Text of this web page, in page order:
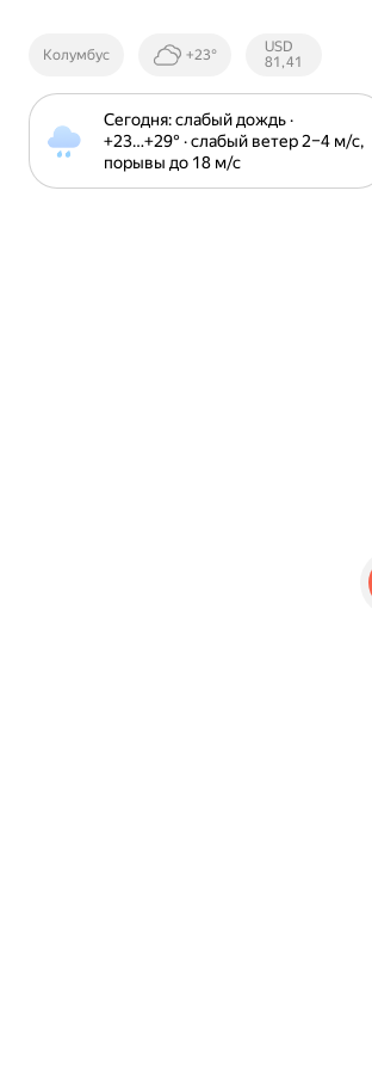
Колумбус +23°
Курсы ЦБ
РФ
USD
81,41
Сегодня: слабый дождь ·
+23⁠…⁠+29⁠° · слабый ветер 2⁠–⁠4 м⁠/⁠с,
порывы до 18 м⁠/⁠с